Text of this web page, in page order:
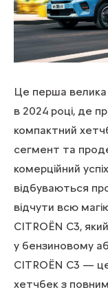
Це перша велика
в 2024 році, де
компактний
сегмент та
комерційний
відбуваються
відчути всю
CITROЁN С3,
у бензиновому
CITROЁN С3 —
хетчбек з